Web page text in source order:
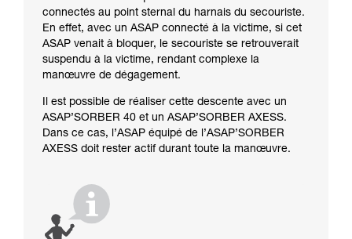
connectés au point sternal du harnais du secouriste.
En effet, avec un ASAP connecté à la victime, si cet
ASAP venait à bloquer, le secouriste se retrouverait
suspendu à la victime, rendant complexe la
manœuvre de dégagement.
Il est possible de réaliser cette descente avec un
ASAP’SORBER 40 et un ASAP’SORBER AXESS.
Dans ce cas, l’ASAP équipé de l’ASAP’SORBER
AXESS doit rester actif durant toute la manœuvre.